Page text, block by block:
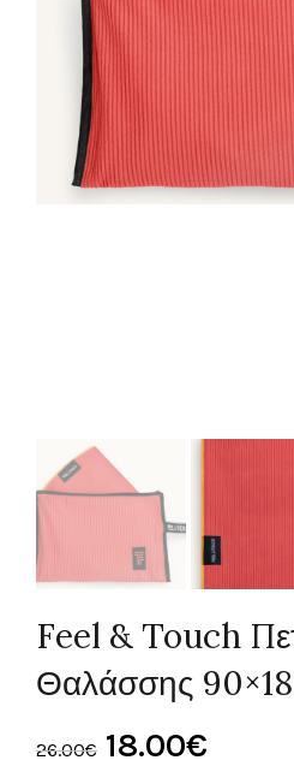
Feel & Touch
Θαλάσσης
26.00€ Original
18.00€